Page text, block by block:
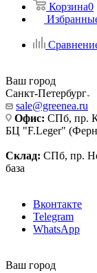
Корзина0
Ваш город
Санкт-Петербург
sale@greenea.ru
Офис: СПб, пр.
БЦ "F.Leger"
Склад: СПб, пр.
база
Вконтакте
Telegram
WhatsApp
Ваш город